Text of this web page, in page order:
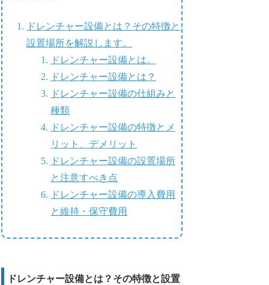
ドレンチャー設備とは？その特徴と
設置場所を解説します。
ドレンチャー設備とは。
ドレンチャー設備とは？
ドレンチャー設備の仕組みと
種類
ドレンチャー設備の特徴とメ
リット、デメリット
ドレンチャー設備の設置場所
と注意すべき点
ドレンチャー設備の導入費用
と維持・保守費用
ドレンチャー設備とは？その特徴と設置